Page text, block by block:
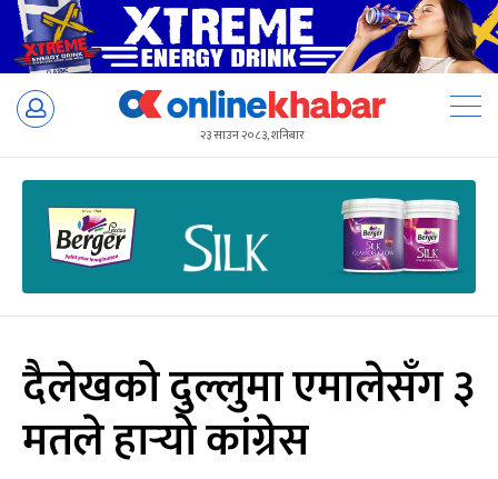
Skip
२३ साउन २०८३, शनिबार
दैलेखको दुल्लुमा एमालेसँग ३
मतले हार्‍यो कांग्रेस